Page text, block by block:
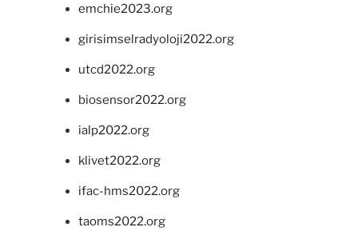
emchie2023.org
girisimselradyoloji2022.org
utcd2022.org
biosensor2022.org
ialp2022.org
klivet2022.org
ifac-hms2022.org
taoms2022.org